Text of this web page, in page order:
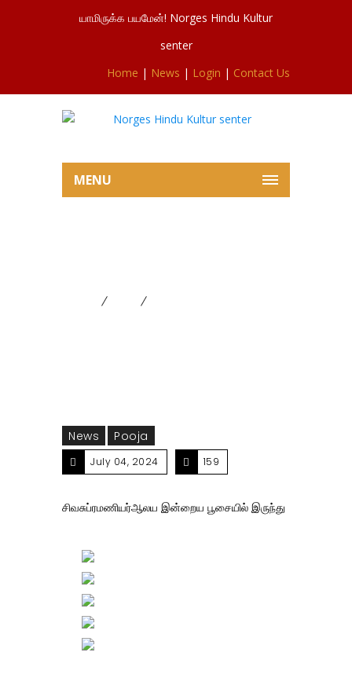
யாமிருக்க பயமேன்! Norges Hindu Kultur
senter
Home | News | Login | Contact Us
MENU
News Pooja
July 04, 2024 159
சிவசுப்ரமணியர்ஆலய இன்றைய பூசையில் இருந்து